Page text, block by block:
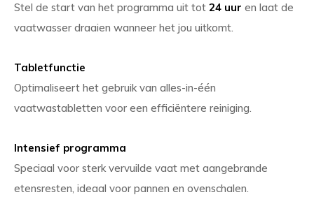
Stel de start van het programma uit tot 24 uur en laat de
vaatwasser draaien wanneer het jou uitkomt.
Tabletfunctie
Optimaliseert het gebruik van alles-in-één
vaatwastabletten voor een efficiëntere reiniging.
Intensief programma
Speciaal voor sterk vervuilde vaat met aangebrande
etensresten, ideaal voor pannen en ovenschalen.